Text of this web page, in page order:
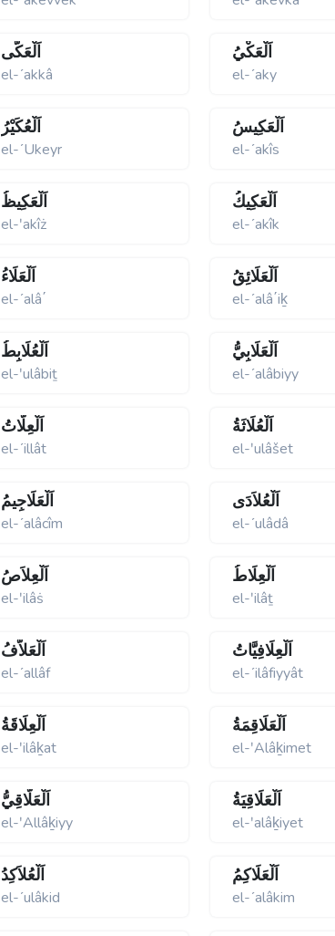
اَلْعَكَّى
el-ʹakkâ
اَلْعَكْيُ
el-ʹaky
اَلْعُكَيْرُ
el-ʹUkeyr
اَلْعَكِيسُ
el-ʹakîs
اَلْعَكِيظُ
el-ʹakîż
اَلْعَكِيكُ
el-ʹakîk
اَلْعَلَاءُ
el-ʹalâ΄
اَلْعَلَائِقُ
el-ʹalâ΄iḵ
اَلْعُلَابِطُ
el-ʹulâbiṯ
اَلْعَلَابِيُّ
el-ʹalâbiyy
اَلْعِلَّاتُ
el-ʹillât
اَلْعُلَاثَةُ
el-ʹulâšet
اَلْعَلَاجِيمُ
el-ʹalâcîm
اَلْعُلاَدَى
el-ʹulâdâ
اَلْعِلاَصُ
el-ʹilâṡ
اَلْعِلَاطُ
el-ʹilâṯ
اَلْعَلاَّفُ
el-ʹallâf
اَلْعِلَافِيَّاتُ
el-ʹilâfiyyât
اَلْعِلَاقَةُ
el-ʹilâḵat
اَلْعَلَاقِمَةُ
el-ʹAlâḵimet
اَلْعَلَّاقِيُّ
el-ʹAllâḵiyy
اَلْعَلَاقِيَةُ
el-ʹalâḵiyet
اَلْعُلاَكِدُ
el-ʹulâkid
اَلْعَلَاكِمُ
el-ʹalâkim